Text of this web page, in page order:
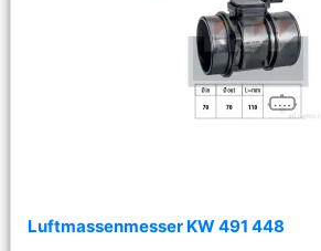
Luftmassenmesser KW 491 448